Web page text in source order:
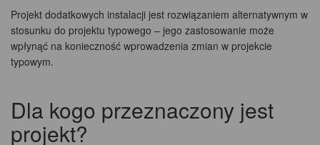
Projekt dodatkowych instalacji jest rozwiązaniem alternatywnym w
stosunku do projektu typowego – jego zastosowanie może
wpłynąć na konieczność wprowadzenia zmian w projekcie
typowym.
Dla kogo przeznaczony jest
projekt?